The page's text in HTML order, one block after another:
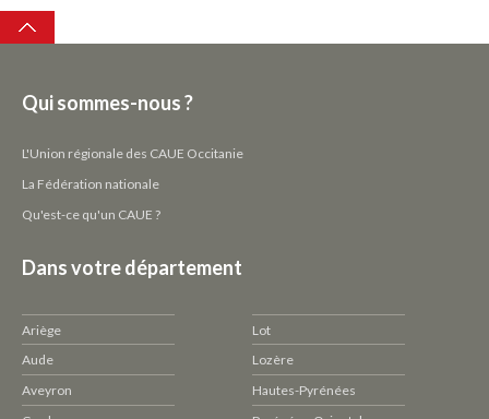
Top
Qui sommes-nous ?
L'Union régionale des CAUE Occitanie
La Fédération nationale
Qu'est-ce qu'un CAUE ?
Dans votre département
Ariège
Aude
Aveyron
Lot
Lozère
Hautes-Pyrénées